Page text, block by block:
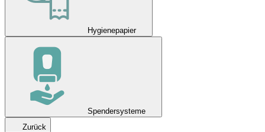
Hygienepapier
Spendersysteme
Zurück